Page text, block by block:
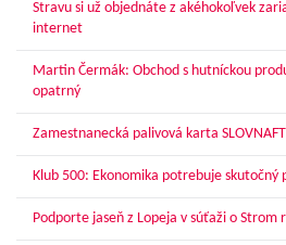
Stravu si už objednáte z akéhokoľvek
internet
Martin Čermák: Obchod s hutníckou
opatrný
Zamestnanecká palivová karta SLOVNAFT
Klub 500: Ekonomika potrebuje
Podporte jaseň z Lopeja v súťaži o Strom